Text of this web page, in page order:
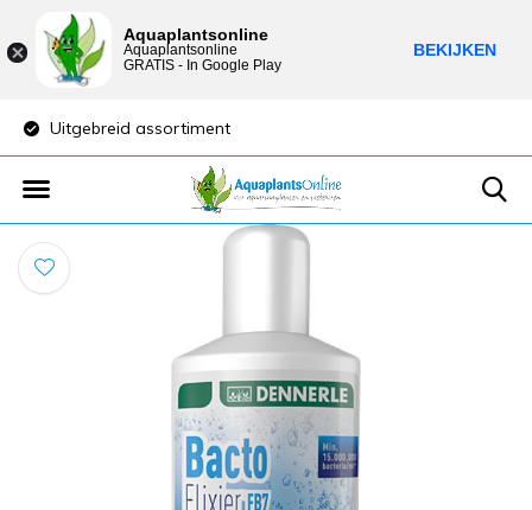
Uitgebreid assortiment
Aquaplantsonline
Aquaplantsonline
GRATIS - In Google Play
BEKIJKEN